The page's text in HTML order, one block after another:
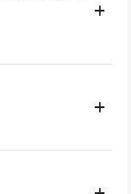
サイト、ポートフ
したうえで、
の場合は、
わけではないた
での運用、権限管